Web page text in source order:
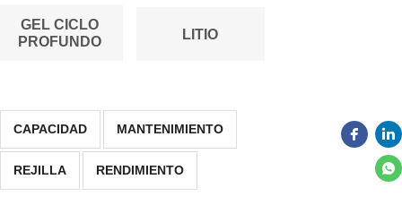
GEL CICLO
PROFUNDO
LITIO
CAPACIDAD MANTENIMIENTO
REJILLA RENDIMIENTO